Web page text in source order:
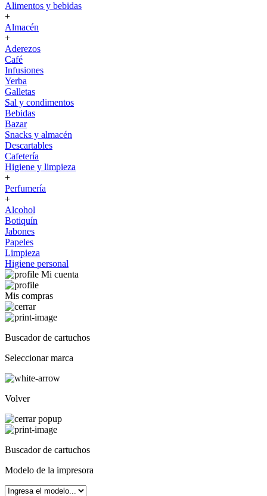
Alimentos y bebidas
+
Almacén
+
Aderezos
Café
Infusiones
Yerba
Galletas
Sal y condimentos
Bebidas
Bazar
Snacks y almacén
Descartables
Cafetería
Higiene y limpieza
+
Perfumería
+
Alcohol
Botiquín
Jabones
Papeles
Limpieza
Higiene personal
Mi cuenta
Mis compras
Buscador de cartuchos
Seleccionar marca
Volver
Buscador de cartuchos
Modelo de la impresora